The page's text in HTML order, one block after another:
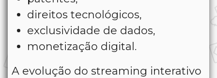
direitos tecnológicos,
exclusividade de dados,
monetização digital.
A evolução do streaming interativo